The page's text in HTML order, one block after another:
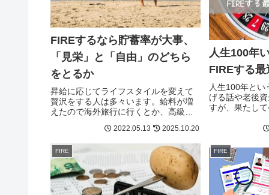
FIREするなら貯蓄率が大事、
「見栄」と「自由」のどちら
をとるか
昇給に応じてライフスタイルを変えて
贅沢をする人は多々います。給料が増
えたので海外旅行に行くとか、高級車
に乗り換えるとか。将来の自由を手に
いれるためにはそうした贅沢に消費す
るより貯蓄率を上げることが重要で
す。人生は選択の連続です。今浪費す
るのか、将来の自由に価値を見出すの
か。
2022.05.13 2025.10.20
人生100年
FIREする
人生100年とい
げる話や老後
すが、果たし
ると役職定年
が、40代だと
性が気になり
FIRE FIRE